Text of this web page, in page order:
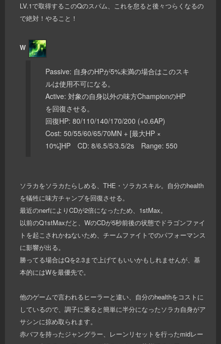
LV.1で取得するこのQのスパム、これを怠ると後々つらくなるの
で絶対！やること！
W
Passive: 自身のHPが5%未満の場合はこのスキ
ルは使用不可になる。
Active: 対象の自身以外の味方ChampionのHP
を回復させる。
回復HP: 80/110/140/170/200 (+0.6AP)
Cost: 50/55/60/65/70MN + [最大HP ×
10%]HP CD: 8/6.5/5/3.5/2s Range: 550
ソラカをソラカたらしめる、THE・ソラカスキル。自分のhealth
を犠牲に味方チャンプを回復させる。
最近のnerfによりCDが2倍になったため、1stMax。
以前のQ1stMaxだと、WのCDが5秒前後の状態でドラゴンファイ
トを起こされかねないため、チームファイトでのパフォーマンス
に影響が出る。
勝ってる場合はQを2.3まで上げてもいいかもしれませんが、基
本的にはWを最優先で。
他のゲームで言われるヒーラーと違い、自分のhealthをコストに
しているので、調子に乗ると簡単に半分になったソラカ自身がア
サシンに掠め取られます。
赤バフを持ったジャングラー、レーンリセットを行ったmidレー